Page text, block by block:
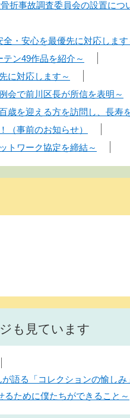
折事故調査委員会の設置につ
・安心を最優先に対応します
ン49作品を紹介～
に対応します～
会で前川区長が所信を表明～
歳を迎える方を訪問し、長寿
（事前のお知らせ）
トワーク協定を締結～
も見ています
語る「コレクションの愉しみ
るために僕たちができること～